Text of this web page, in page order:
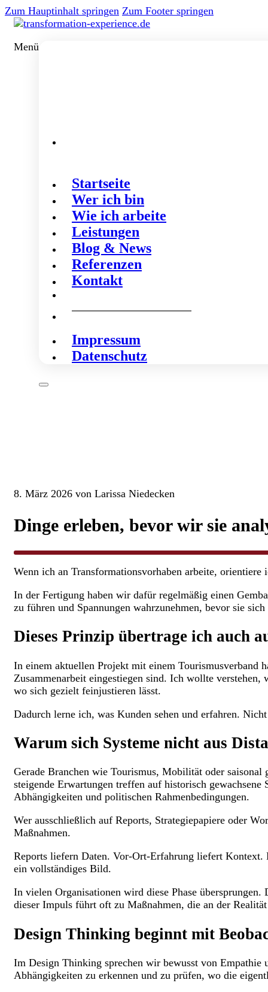
Zum Hauptinhalt springen Zum Footer springen
Menü
Startseite
Wer ich bin
Wie ich arbeite
Leistungen
Blog & News
Referenzen
Kontakt
Impressum
Datenschutz
8. März 2026 von Larissa Niedecken
Dinge erleben, bevor wir sie
Wenn ich an Transformationsvorhaben arbeite,
In der Fertigung haben wir dafür regelmäßig einen
zu führen und Spannungen wahrzunehmen, bevor sie
Dieses Prinzip übertrage ich auch
In einem aktuellen Projekt mit einem Tourismusverband
Zusammenarbeit eingestiegen sind. Ich wollte
wo sich gezielt feinjustieren lässt.
Dadurch lerne ich, was Kunden sehen und erfahren.
Warum sich Systeme nicht aus
Gerade Branchen wie Tourismus, Mobilität oder
steigende Erwartungen treffen auf historisch
Abhängigkeiten und politischen Rahmenbedingungen.
Wer ausschließlich auf Reports, Strategiepapiere oder
Maßnahmen.
Reports liefern Daten. Vor-Ort-Erfahrung liefert Kontext.
ein vollständiges Bild.
In vielen Organisationen wird diese Phase
dieser Impuls führt oft zu Maßnahmen, die an der
Design Thinking beginnt mit
Im Design Thinking sprechen wir bewusst von Empathie
Abhängigkeiten zu erkennen und zu prüfen, wo die